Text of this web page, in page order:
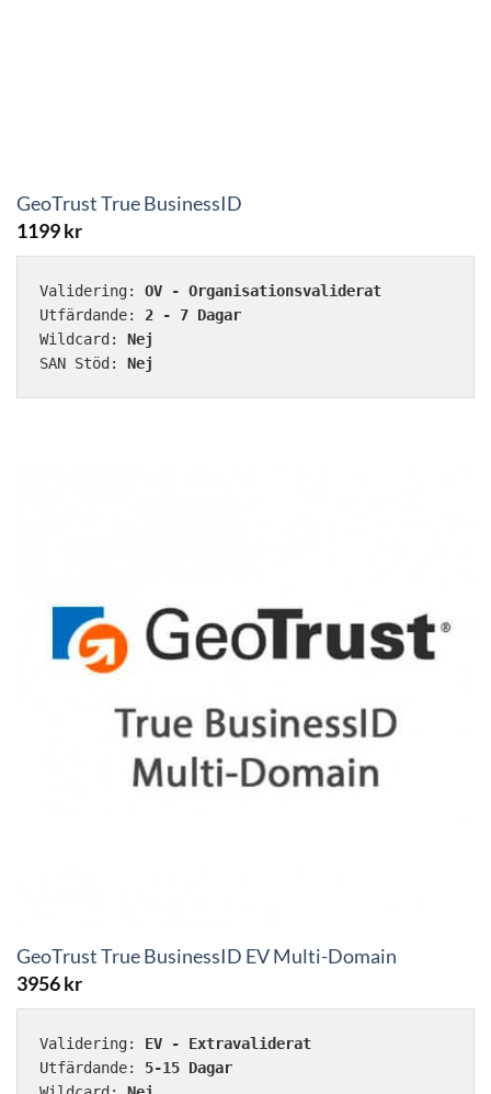
GeoTrust True BusinessID
1199kr
Validering: OV - Organisationsvaliderat
Utfärdande: 2 - 7 Dagar
Wildcard: Nej
SAN Stöd: Nej
GeoTrust True BusinessID EV Multi-Domain
3956kr
Validering: EV - Extravaliderat
Utfärdande: 5-15 Dagar